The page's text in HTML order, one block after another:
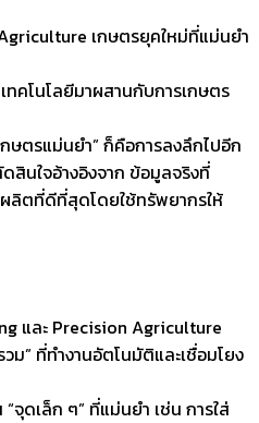
เกษตรยุคใหม่ที่แม่นยำ
ทคโนโลยีมาผสานกับการเกษตร
ษตรแม่นยำ” ก็คือการลงลึกไปอีก
สินใจอ้างอิงจาก ข้อมูลจริงที่
ลิตที่ดีที่สุดโดยใช้ทรัพยากรให้
และ Precision Agriculture
ม” ที่ทำงานอัตโนมัติและเชื่อมโยง
ดเล็ก ๆ” ที่แม่นยำ เช่น การใส่